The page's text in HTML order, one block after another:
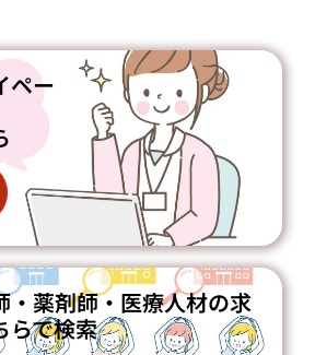
ペー
・薬剤師・医療人材の求
らで検索